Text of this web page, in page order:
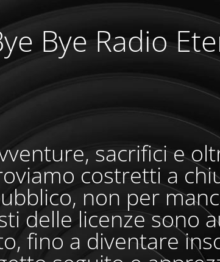
Bye Radio
sacrifici e
costretti a
non per
delle licenze sono
fino a diventare